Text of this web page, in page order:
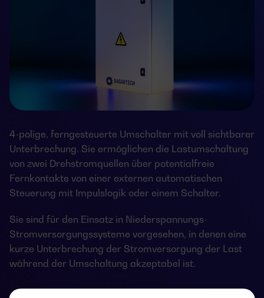
4-polige, ferngesteuerte Umschalter mit voll sichtbarer
Unterbrechung. Sie ermöglichen die Lastumschaltung
von zwei Drehstromquellen über potentialfreie
Fernkontakte von einer externen automatischen
Steuerung mit Impulslogik oder einem Schalter.
Sie sind für den Einsatz in Niederspannungs-
Stromversorgungssysteme vorgesehen, in denen eine
kurze Unterbrechung der Stromversorgung der Last
während der Umschaltung akzeptabel ist.